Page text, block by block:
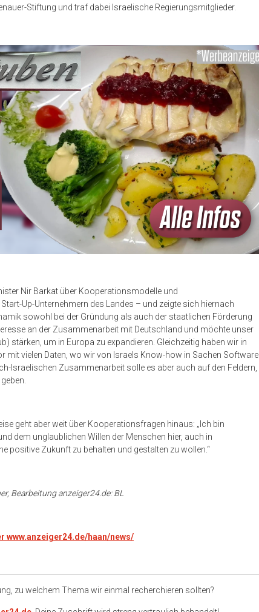
Stiftung und traf dabei Israelische Regierungsmitglieder.
Nir Barkat über Kooperationsmodelle und
Up-Unternehmern des Landes – und zeigte sich hiernach
sowohl bei der Gründung als auch der staatlichen Förderung
an der Zusammenarbeit mit Deutschland und möchte unser
stärken, um in Europa zu expandieren. Gleichzeitig haben wir in
mit vielen Daten, wo wir von Israels Know-how in Sachen Software
Israelischen Zusammenarbeit solle es aber auch auf den Feldern,
geht aber weit über Kooperationsfragen hinaus: „Ich bin
dem unglaublichen Willen der Menschen hier, auch in
positive Zukunft zu behalten und gestalten zu wollen.“
Bearbeitung anzeiger24.de: BL
www.anzeiger24.de/haan/news/
zu welchem Thema wir einmal recherchieren sollten?